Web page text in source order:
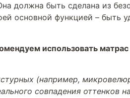
должна быть сделана из
основной функцией – быть
использовать
(например,
совпадения